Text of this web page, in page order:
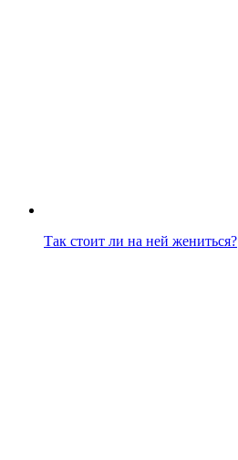
Так стоит ли на ней жениться?